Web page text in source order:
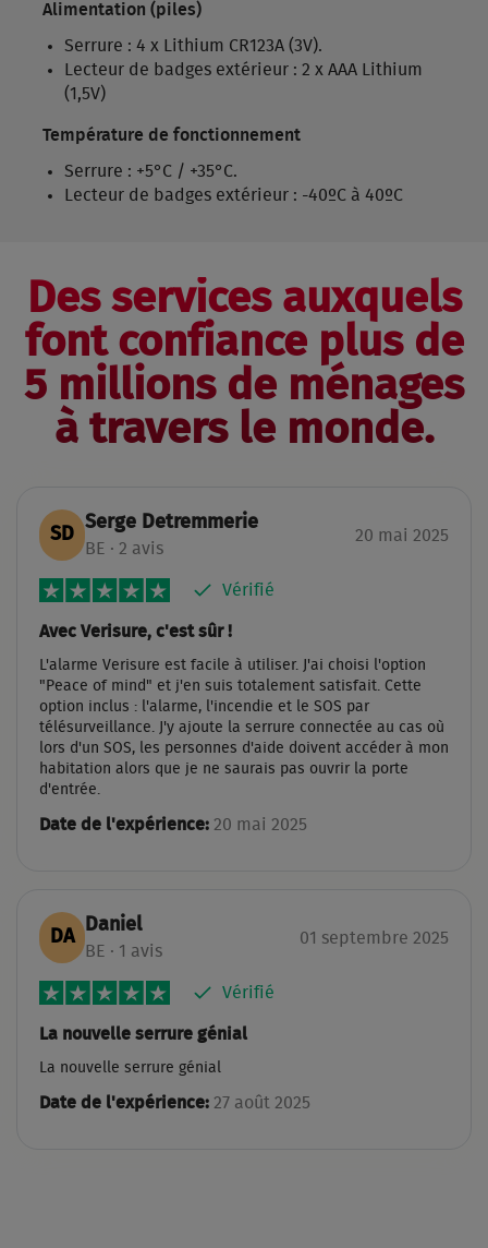
Alimentation (piles)
Serrure : 4 x Lithium CR123A (3V).
Lecteur de badges extérieur : 2 x AAA Lithium
(1,5V)
Température de fonctionnement
Serrure : +5°C / +35°C.
Lecteur de badges extérieur : -40ºC à 40ºC
Des services auxquels
font confiance plus de
5 millions de ménages
à travers le monde.
SD
Serge Detremmerie
BE · 2 avis
20 mai 2025
Vérifié
Avec Verisure, c'est sûr !
L'alarme Verisure est facile à utiliser. J'ai choisi l'option
"Peace of mind" et j'en suis totalement satisfait. Cette
option inclus : l'alarme, l'incendie et le SOS par
télésurveillance. J'y ajoute la serrure connectée au cas où
lors d'un SOS, les personnes d'aide doivent accéder à mon
habitation alors que je ne saurais pas ouvrir la porte
d'entrée.
Date de l'expérience: 20 mai 2025
DA
Daniel
BE · 1 avis
01 septembre 2025
Vérifié
La nouvelle serrure génial
La nouvelle serrure génial
Date de l'expérience: 27 août 2025